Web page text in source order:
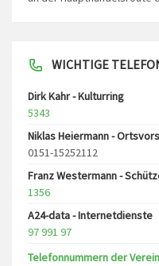
WICHTIGE
Dirk Kahr - Kulturring
5343
Niklas Heiermann -
0151-15252112
Franz Westermann -
1356
A24-data - Internetdienste
97 991 97
Telefonnummern der